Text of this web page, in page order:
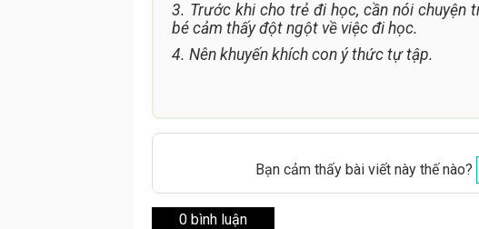
3. Trước khi cho trẻ đi học, cần nói chuyện
bé cảm thấy đột ngột về việc đi học.
4. Nên khuyến khích con ý thức tự tập.
Bạn cảm thấy bài viết này thế nào?
0 bình luận